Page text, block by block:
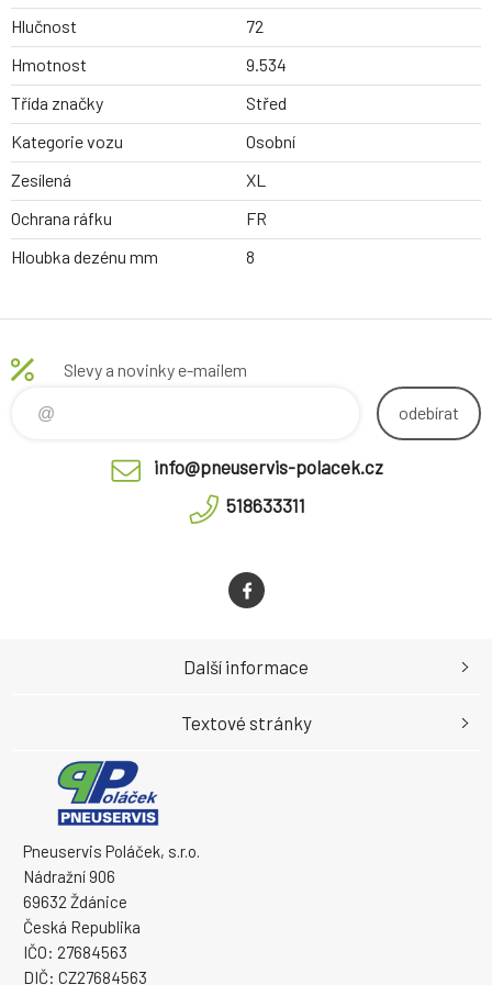
Hlučnost
72
Hmotnost
9.534
Třída značky
Střed
Kategorie vozu
Osobní
Zesílená
XL
Ochrana ráfku
FR
Hloubka dezénu mm
8
Slevy a novinky e-mailem
odebírat
info@pneuservis-polacek.cz
518633311
Pneuservis Poláček, s.r.o.
Nádražní 906
69632 Ždánice
Česká Republika
IČO: 27684563
DIČ: CZ27684563
Další informace
Textové stránky